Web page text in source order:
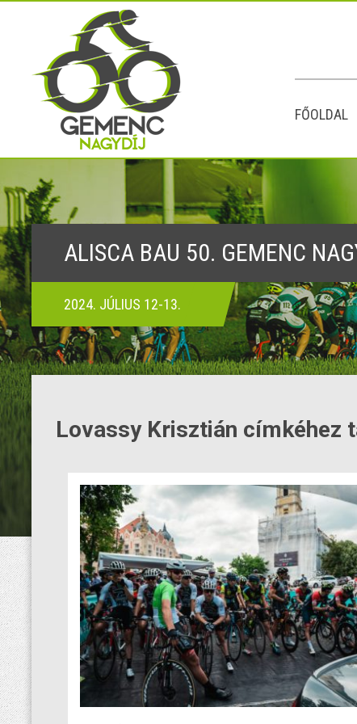
FŐOLDAL
ALISCA BAU 50. GEMENC
2024. JÚLIUS 12-13.
Lovassy Krisztián címkéhez